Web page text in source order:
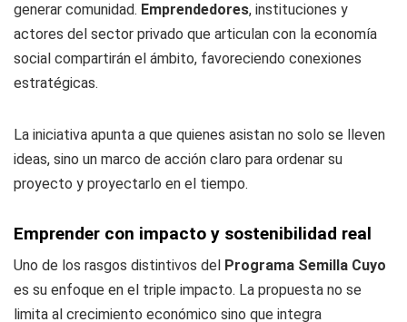
generar comunidad. Emprendedores, instituciones y
actores del sector privado que articulan con la economía
social compartirán el ámbito, favoreciendo conexiones
estratégicas.
La iniciativa apunta a que quienes asistan no solo se lleven
ideas, sino un marco de acción claro para ordenar su
proyecto y proyectarlo en el tiempo.
Emprender con impacto y sostenibilidad real
Uno de los rasgos distintivos del Programa Semilla Cuyo
es su enfoque en el triple impacto. La propuesta no se
limita al crecimiento económico sino que integra